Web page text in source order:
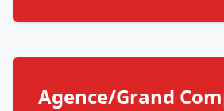
Agence/Grand